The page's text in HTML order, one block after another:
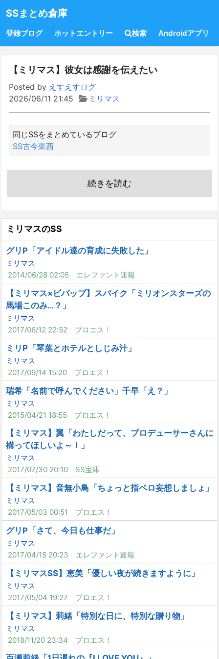
SSまとめ倉庫
登録ブログ ホットエントリー 検索 Androidアプリ
【ミリマス】彼女は感謝を伝えたい
Posted by えすえすログ
2026/06/11 21:45
ミリマス
同じSSをまとめているブログ
SS古今東西
続きを読む
ミリマスのSS
グリP「アイドル達の育成に失敗した」
ミリマス
2014/06/28 02:05
エレファント速報
【ミリマス×ビバップ】スパイク「ミリオンスターズの
馬場このみ…？」
ミリマス
2017/06/12 22:52
プロエス！
ミリP「琴葉とホテルとしじみ汁」
ミリマス
2017/09/14 15:20
プロエス！
瑞希「名前で呼んでください」千早「え？」
ミリマス
2015/04/21 18:55
プロエス！
【ミリマス】翼「わたしだって、プロデューサーさんに
構ってほしいよ～！」
ミリマス
2017/07/30 20:10
SS宝庫
【ミリマス】音無小鳥「ちょっと指ペロ妄想しましょ」
ミリマス
2017/05/03 00:51
プロエス！
グリP「さて、今日も仕事だ」
ミリマス
2017/04/15 20:23
エレファント速報
【ミリマスSS】恵美「優しい夜が続きますように」
ミリマス
2017/05/04 19:27
プロエス！
【ミリマス】莉緒「特別な日に、特別な贈り物」
ミリマス
2018/11/20 23:34
プロエス！